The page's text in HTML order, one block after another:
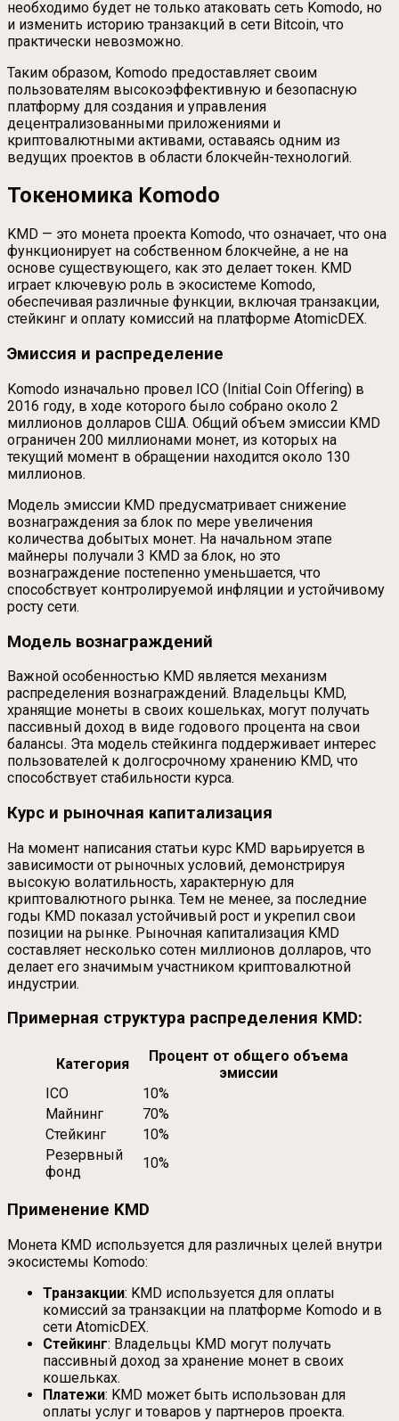
необходимо будет не только атаковать сеть Komodo, но
и изменить историю транзакций в сети Bitcoin, что
практически невозможно.
Таким образом, Komodo предоставляет своим
пользователям высокоэффективную и безопасную
платформу для создания и управления
децентрализованными приложениями и
криптовалютными активами, оставаясь одним из
ведущих проектов в области блокчейн-технологий.
Токеномика Komodo
KMD — это монета проекта Komodo, что означает, что она
функционирует на собственном блокчейне, а не на
основе существующего, как это делает токен. KMD
играет ключевую роль в экосистеме Komodo,
обеспечивая различные функции, включая транзакции,
стейкинг и оплату комиссий на платформе AtomicDEX.
Эмиссия и распределение
Komodo изначально провел ICO (Initial Coin Offering) в
2016 году, в ходе которого было собрано около 2
миллионов долларов США. Общий объем эмиссии KMD
ограничен 200 миллионами монет, из которых на
текущий момент в обращении находится около 130
миллионов.
Модель эмиссии KMD предусматривает снижение
вознаграждения за блок по мере увеличения
количества добытых монет. На начальном этапе
майнеры получали 3 KMD за блок, но это
вознаграждение постепенно уменьшается, что
способствует контролируемой инфляции и устойчивому
росту сети.
Модель вознаграждений
Важной особенностью KMD является механизм
распределения вознаграждений. Владельцы KMD,
хранящие монеты в своих кошельках, могут получать
пассивный доход в виде годового процента на свои
балансы. Эта модель стейкинга поддерживает интерес
пользователей к долгосрочному хранению KMD, что
способствует стабильности курса.
Курс и рыночная капитализация
На момент написания статьи курс KMD варьируется в
зависимости от рыночных условий, демонстрируя
высокую волатильность, характерную для
криптовалютного рынка. Тем не менее, за последние
годы KMD показал устойчивый рост и укрепил свои
позиции на рынке. Рыночная капитализация KMD
составляет несколько сотен миллионов долларов, что
делает его значимым участником криптовалютной
индустрии.
Примерная структура распределения KMD:
Категория
Процент от общего объема
эмиссии
ICO
10%
Майнинг
70%
Стейкинг
10%
Резервный
фонд
10%
Применение KMD
Монета KMD используется для различных целей внутри
экосистемы Komodo:
Транзакции: KMD используется для оплаты
комиссий за транзакции на платформе Komodo и в
сети AtomicDEX.
Стейкинг: Владельцы KMD могут получать
пассивный доход за хранение монет в своих
кошельках.
Платежи: KMD может быть использован для
оплаты услуг и товаров у партнеров проекта.